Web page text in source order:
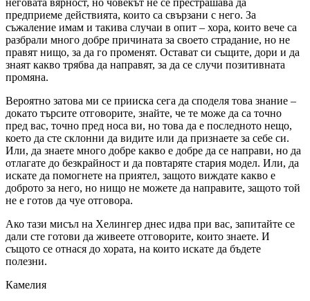
предприеме действията, които са свързани с него. За
съжаление имам и такива случаи в опит – хора, които вече са
разбрали много добре причината за своето страдание, но не
правят нищо, за да го променят. Остават си същите, дори и да
знаят какво трябва да направят, за да се случи позитивната
промяна.
Вероятно затова ми се прииска сега да споделя това знание –
докато търсите отговорите, знайте, че те може да са точно
пред вас, точно пред носа ви, но това да е последното нещо,
което да сте склонни да видите или да признаете за себе си.
Или, да знаете много добре какво е добре да се направи, но да
отлагате до безкрайност и да повтаряте стария модел. Или, да
искате да помогнете на приятел, защото виждате какво е
доброто за него, но нищо не можете да направите, защото той
не е готов да чуе отговора.
Ако тази мисъл на Хелингер днес идва при вас, запитайте се
дали сте готови да живеете отговорите, които знаете. И
същото се отнася до хората, на които искате да бъдете
полезни.
Камелия